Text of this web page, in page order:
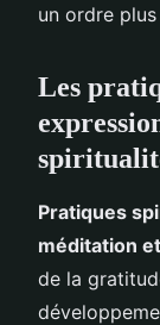
un ordre
Les
Pratiques
méditation
de la